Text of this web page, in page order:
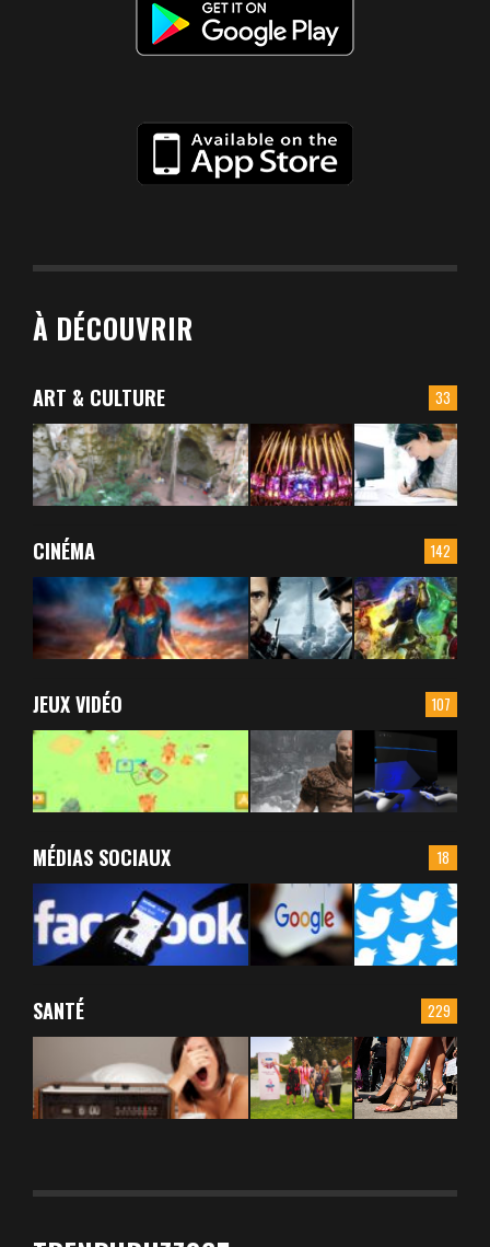
À DÉCOUVRIR
33
ART & CULTURE
142
CINÉMA
107
JEUX VIDÉO
18
MÉDIAS SOCIAUX
229
SANTÉ